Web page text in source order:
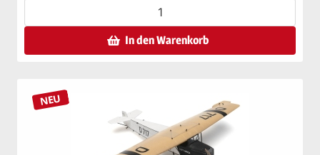
In den Warenkorb
NEU